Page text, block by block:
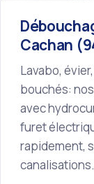
Cachan
Lavabo,
bouchés:
avec
furet
rapidement,
canalisations.